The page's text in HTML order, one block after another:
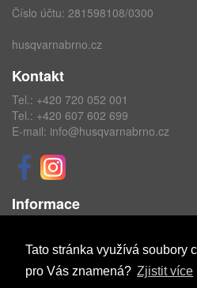
Tato stránka využívá soubory
pro Vás znamená? Zjistit více
Číslo účtu: 281598108/0300
husqvarnabrno.cz
Kontakt
Tel.: +420 720 052 001
Tel.: +420 607 602 699
E-mail: info@husqvarnabrno.cz
Informace
Ochrana osobních údajů
Copyright © ABRA